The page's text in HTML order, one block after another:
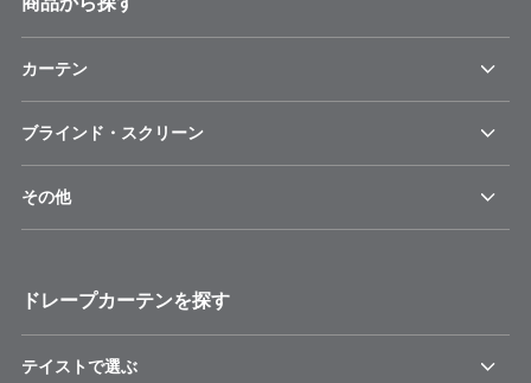
カーテン
ブラインド・スクリーン
その他
ドレープカーテンを探す
テイストで選ぶ